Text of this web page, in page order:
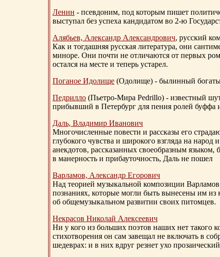
Ленин - псевдоним, под которым пишет
выступал без успеха кандидатом во 2-ю
Алябьев, Александр Александрович, русский
Как и тогдашняя русская литература, они
миноре. Они почти не отличаются от первых
остался на месте и теперь устарел.
Поганое Идолище (Одолище) - былинный
Педрилло (Пьетро-Мира Pedrillo) - известный
прибывший в Петербург для пения ролей буффа
Даль, Владимир Иванович
Многочисленные повести и рассказы его
глубокого чувства и широкого взгляда на
анекдотов, рассказанных своеобразным
в манерность и прибауточность, Даль не пошел
Варламов, Александр Егорович
Над теорией музыкальной композиции
познаниях, которые могли быть вынесены им из
об общемузыкальном развитии своих питомцев.
Некрасов Николай Алексеевич
Ни у кого из больших поэтов наших нет такого
стихотворения он сам завещал не включать в
шедеврах: и в них вдруг резнет ухо